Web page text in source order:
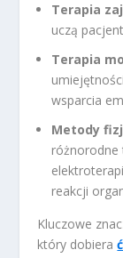
Terapia
uczą
Terapia
wsparcia
Metody
różnorodne
reakcji
Kluczowe
który dobiera